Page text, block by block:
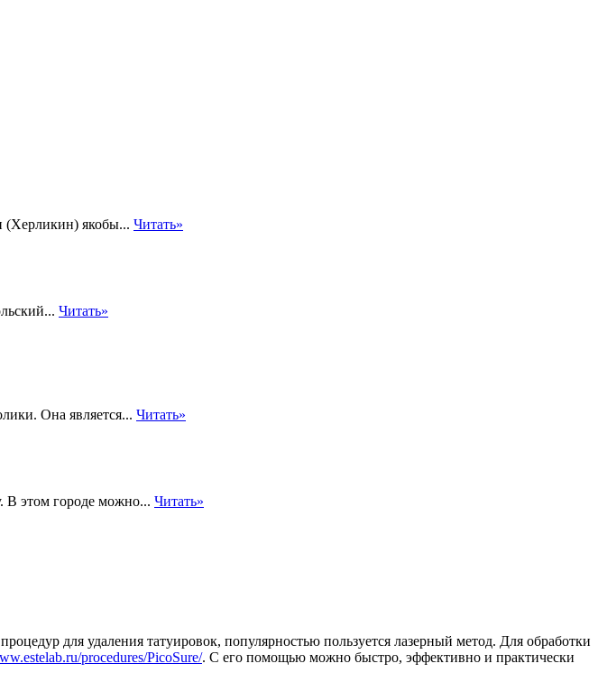
(Херликин) якобы... Читать»
Читать»
Она является... Читать»
В этом городе можно... Читать»
для удаления татуировок, популярностью пользуется лазерный метод. Для обработки
procedures/PicoSure/. С его помощью можно быстро, эффективно и практически